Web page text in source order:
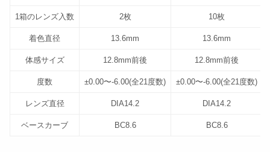
1箱のレンズ入数 2枚 10枚
着色直径 13.6mm 13.6mm
体感サイズ 12.8mm前後 12.8mm前後
度数 ±0.00〜-6.00(全21度数) ±0.00〜-6.00(全21度数)
レンズ直径 DIA14.2 DIA14.2
ベースカーブ BC8.6 BC8.6